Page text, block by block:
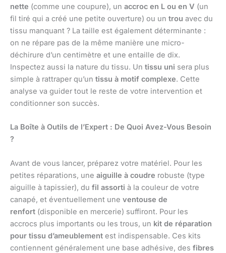
nette (comme une coupure), un accroc en L ou en V (un
fil tiré qui a créé une petite ouverture) ou un trou avec du
tissu manquant ? La taille est également déterminante :
on ne répare pas de la même manière une micro-
déchirure d’un centimètre et une entaille de dix.
Inspectez aussi la nature du tissu. Un tissu uni sera plus
simple à rattraper qu’un tissu à motif complexe. Cette
analyse va guider tout le reste de votre intervention et
conditionner son succès.
La Boîte à Outils de l’Expert : De Quoi Avez-Vous Besoin
?
Avant de vous lancer, préparez votre matériel. Pour les
petites réparations, une aiguille à coudre robuste (type
aiguille à tapissier), du fil assorti à la couleur de votre
canapé, et éventuellement une ventouse de
renfort (disponible en mercerie) suffiront. Pour les
accrocs plus importants ou les trous, un kit de réparation
pour tissu d’ameublement est indispensable. Ces kits
contiennent généralement une base adhésive, des fibres